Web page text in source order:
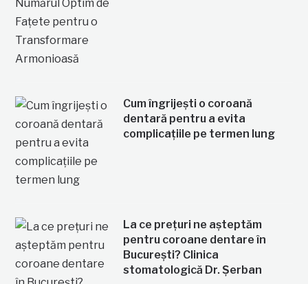
Cum îngrijești o coroană
dentară pentru a evita
complicațiile pe termen lung
La ce prețuri ne așteptăm
pentru coroane dentare în
București? Clinica
stomatologică Dr. Șerban